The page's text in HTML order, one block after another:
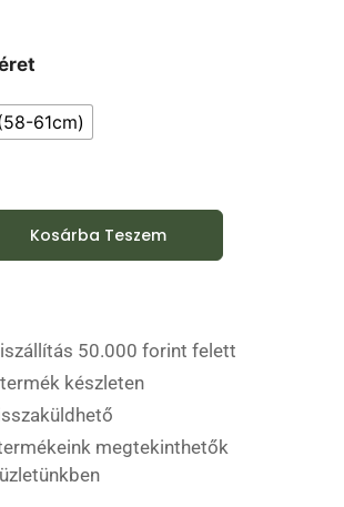
61cm)
Kosárba Teszem
50.000 forint felett
készleten
megtekinthetők